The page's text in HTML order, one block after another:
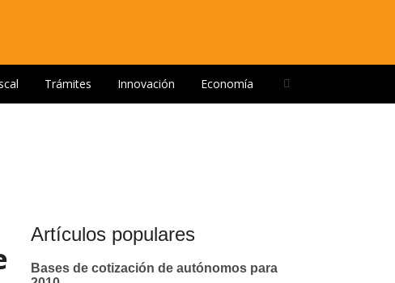
Trámites Innovación Economía
Artículos populares